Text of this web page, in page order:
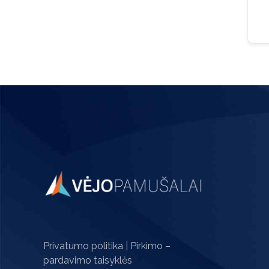
Privatumo politika
Pirkimo –
pardavimo taisyklės